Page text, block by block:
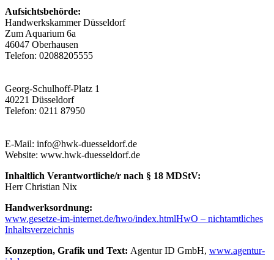
Aufsichtsbehörde:
Handwerkskammer Düsseldorf
Zum Aquarium 6a
46047 Oberhausen
Telefon: 02088205555
Georg-Schulhoff-Platz 1
40221 Düsseldorf
Telefon: 0211 87950
E-Mail: info@hwk-duesseldorf.de
Website: www.hwk-duesseldorf.de
Inhaltlich Verantwortliche/r nach § 18 MDStV:
Herr Christian Nix
Handwerksordnung:
www.gesetze-im-internet.de/hwo/index.htmlHwO – nichtamtliches
Inhaltsverzeichnis
Konzeption, Grafik und Text: Agentur ID GmbH, www.agentur-